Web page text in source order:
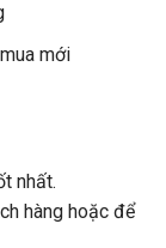
mới
nhất.
hàng hoặc để